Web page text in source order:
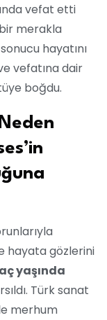
vefat etti
merakla
hayatını
vefatına dair
boğdu.
hayata gözlerini
yaşında
Türk sanat
merhum